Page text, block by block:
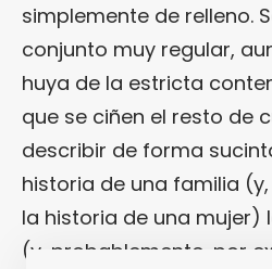
simplemente de relleno.
conjunto muy regular,
huya de la estricta
que se ciñen el resto de
describir de forma
historia de una familia
la historia de una mujer)
(y, probablemente, por